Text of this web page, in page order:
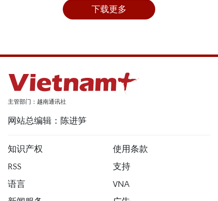
下载更多
主管部门：越南通讯社
网站总编辑：陈进笋
知识产权
使用条款
RSS
支持
语言
VNA